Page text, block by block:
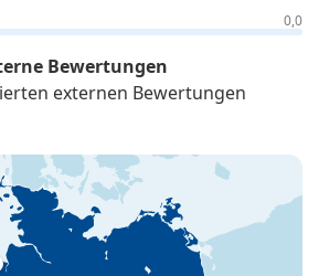
0,0
Bewertungen
externen Bewertungen